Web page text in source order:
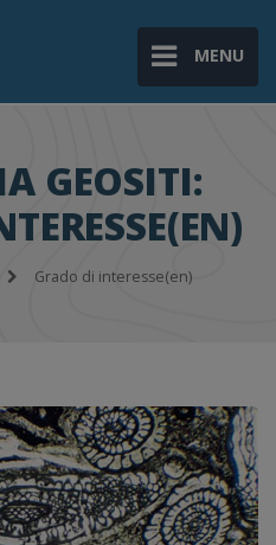
MENU
GEOSITI:
Grado di interesse(en)